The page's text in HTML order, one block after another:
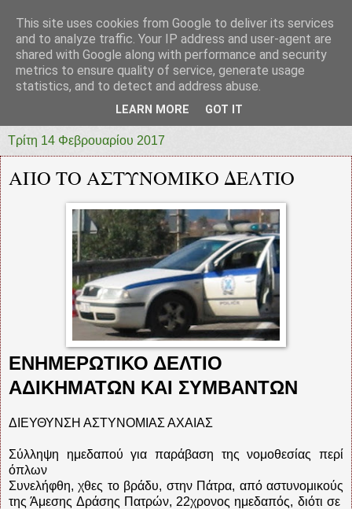
prototypia
"ΠΡΩΤΟΤΥΠΙΑ" * ΑΝΕΞΑΡΤΗΤΗ-ΗΛΕΚΤΡΟΝΙΚΗ-
Τρίτη 14 Φεβρουαρίου 2017
ΑΠΟ ΤΟ ΑΣΤΥΝΟΜΙΚΟ ΔΕΛΤΙΟ
ΕΝΗΜΕΡΩΤΙΚΟ ΔΕΛΤΙΟ
ΑΔΙΚΗΜΑΤΩΝ ΚΑΙ ΣΥΜΒΑΝΤΩΝ
ΔΙΕΥΘΥΝΣΗ ΑΣΤΥΝΟΜΙΑΣ ΑΧΑΙΑΣ
Σύλληψη ημεδαπού για παράβαση της νομοθεσίας περί
όπλων
Συνελήφθη, χθες το βράδυ, στην Πάτρα, από αστυνομικούς
της Άμεσης Δράσης Πατρών, 22χρονος ημεδαπός, διότι σε
This site uses cookies from Google to deliver its services
and to analyze traffic. Your IP address and user-agent are
shared with Google along with performance and security
metrics to ensure quality of service, generate usage
statistics, and to detect and address abuse.
LEARN MORE GOT IT